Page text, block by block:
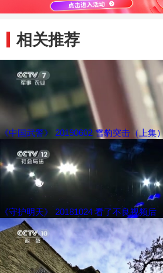
相关推荐
《中国武警》 20190602 雪豹突击（上集）
《守护明天》 20181024 看了不良视频后